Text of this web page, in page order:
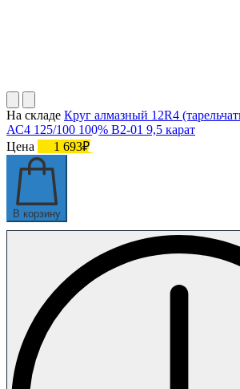
На складе Круг алмазный 12R4
АС4 125/100 100% В2-01 9,5 карат
Цена
1 693₽
В корзину